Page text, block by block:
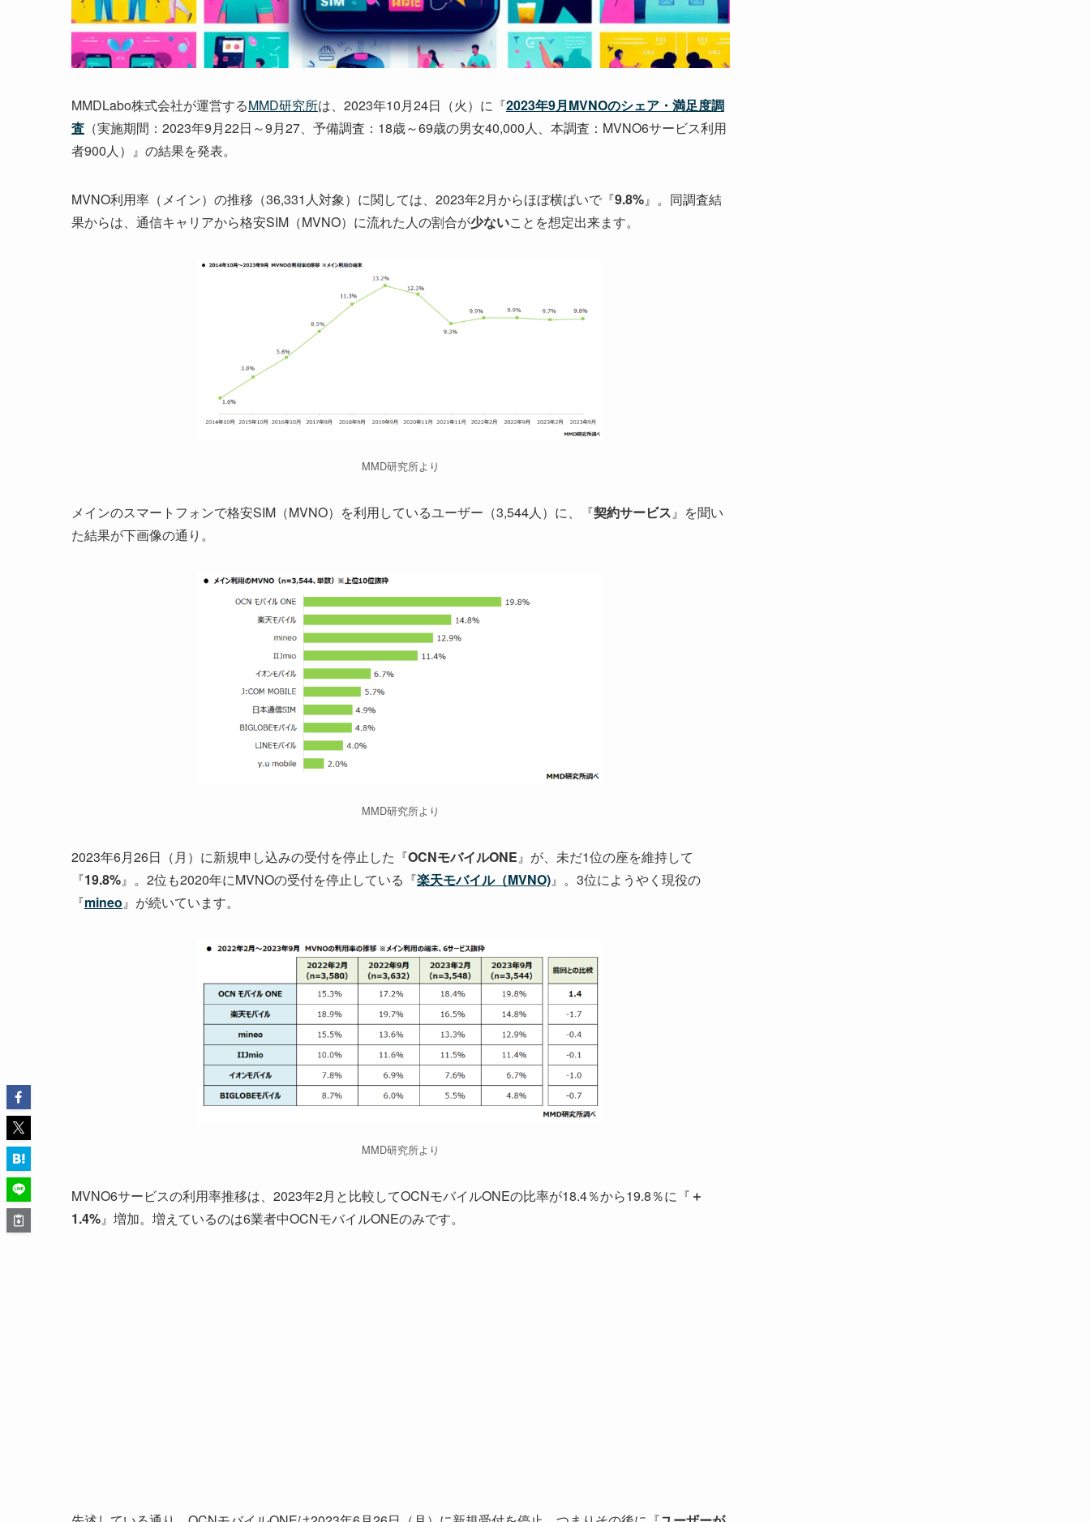
MMDLabo株式会社が運営するMMD研究所は、2023年10月24日（火）に『2023年9月MVNOのシェア・満足度調
査 （実施期間：2023年9月22日～9月27、予備調査：18歳～69歳の男女40,000人、本調査：MVNO6サービス利用
者900人）』の結果を発表。
MVNO利用率（メイン）の推移（36,331人対象）に関しては、2023年2月からほぼ横ばいで『9.8%』。同調査結
果からは、通信キャリアから格安SIM（MVNO）に流れた人の割合が少ないことを想定出来ます。
MMD研究所より
メインのスマートフォンで格安SIM（MVNO）を利用しているユーザー（3,544人）に、『契約サービス』を聞い
た結果が下画像の通り。
MMD研究所より
2023年6月26日（月）に新規申し込みの受付を停止した『OCNモバイルONE』が、未だ1位の座を維持して
『19.8%』。2位も2020年にMVNOの受付を停止している『楽天モバイル（MVNO)』。3位にようやく現役の
『mineo』が続いています。
MMD研究所より
MVNO6サービスの利用率推移は、2023年2月と比較してOCNモバイルONEの比率が18.4％から19.8％に『 ＋
1.4%』増加。増えているのは6業者中OCNモバイルONEのみです。